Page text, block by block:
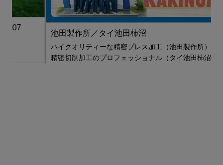
池田製作所／タイ池田柿沼
ハイクオリティーな精密プレス加工（池田製作所）
精密切削加工のプロフェッショナル（タイ池田柿沼）